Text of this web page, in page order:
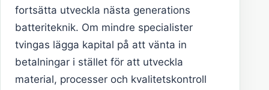
fortsätta utveckla nästa generations
batteriteknik. Om mindre specialister
tvingas lägga kapital på att vänta in
betalningar i stället för att utveckla
material, processer och kvalitetskontroll